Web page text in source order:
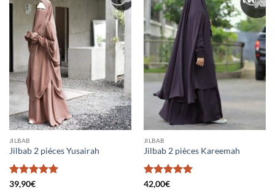
Ajouter
à la liste
d’envies
JILBAB
Jilbab 2 piéces Yusairah
Note5
39,90€
Ajouter
à la liste
d’envies
JILBAB
Jilbab 2 pièces Kareemah
Note5
42,00€